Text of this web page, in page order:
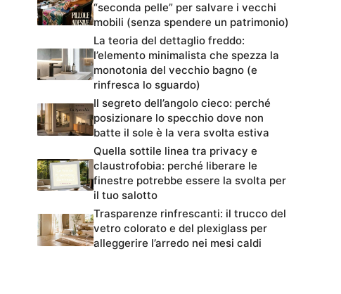
“seconda pelle” per salvare i vecchi
mobili (senza spendere un patrimonio)
La teoria del dettaglio freddo:
l’elemento minimalista che spezza la
monotonia del vecchio bagno (e
rinfresca lo sguardo)
Il segreto dell’angolo cieco: perché
posizionare lo specchio dove non
batte il sole è la vera svolta estiva
Quella sottile linea tra privacy e
claustrofobia: perché liberare le
finestre potrebbe essere la svolta per
il tuo salotto
Trasparenze rinfrescanti: il trucco del
vetro colorato e del plexiglass per
alleggerire l’arredo nei mesi caldi